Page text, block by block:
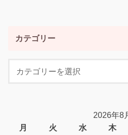
カテゴリー
2026年8
月
火 水 木